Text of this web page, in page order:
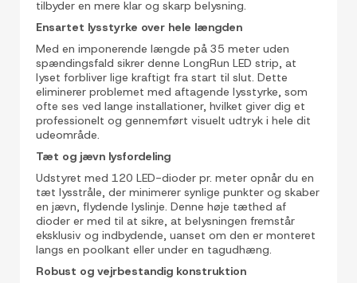
tilbyder en mere klar og skarp belysning.
Ensartet lysstyrke over hele længden
Med en imponerende længde på 35 meter uden
spændingsfald sikrer denne LongRun LED strip, at
lyset forbliver lige kraftigt fra start til slut. Dette
eliminerer problemet med aftagende lysstyrke, som
ofte ses ved lange installationer, hvilket giver dig et
professionelt og gennemført visuelt udtryk i hele dit
udeområde.
Tæt og jævn lysfordeling
Udstyret med 120 LED-dioder pr. meter opnår du en
tæt lysstråle, der minimerer synlige punkter og skaber
en jævn, flydende lyslinje. Denne høje tæthed af
dioder er med til at sikre, at belysningen fremstår
eksklusiv og indbydende, uanset om den er monteret
langs en poolkant eller under en tagudhæng.
Robust og vejrbestandig konstruktion